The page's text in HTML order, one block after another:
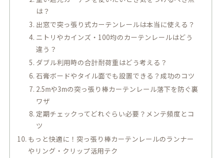
は？
出窓で突っ張り式カーテンレールは本当に使える？
ニトリやカインズ・100均のカーテンレールはどう
違う？
ダブル利用時の合計耐荷重はどう考える？
石膏ボードやタイル面でも設置できる？成功のコツ
2.5mや3mの突っ張り棒カーテンレール落下を防ぐ裏
ワザ
定期チェックってどれぐらい必要？メンテ頻度とコ
ツ
もっと快適に！突っ張り棒カーテンレールのランナー
やリング・クリップ活用テク